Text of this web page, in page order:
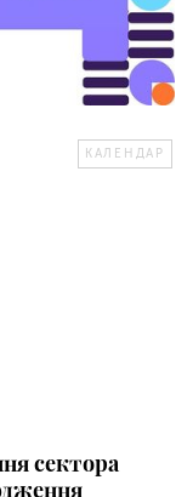
КАЛЕНДАР
сектора